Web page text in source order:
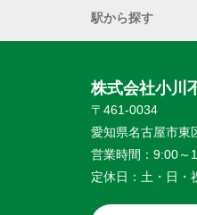
駅から探す
株式会社小川
〒461-0034
愛知県名古屋市東
営業時間： 9:00～
定休日： 土・日・